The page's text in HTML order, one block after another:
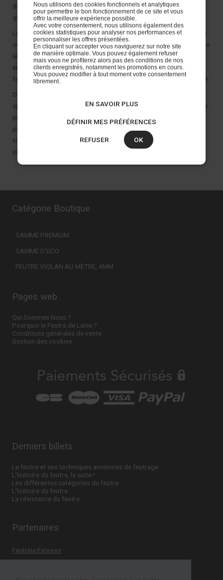
de décoration ou simplement personnaliser leurs objets de vie
quotidienne.
Le feutre est souvent utilisé dans les crèches, les écoles primaires
ou les centres pour enfants. Le feutre peut être manipulé dans tous
les sens sans avoir de problèmes d’effilochage. En effet, les
enfants peuvent tirer sur les bouts sans qu’ils ne se détachent. Le
feutre est très résistant sans pour autant perdre de sa malléabilité.
D’autre part, le feutre n’est pas conçu à partir de matériaux
synthétiques mais à partir d’éléments biologiques contrôlés qui ne
présentent aucun risque pour la santé. Ainsi, le feutre peut être
porté à la bouche par les enfants sans problème majeur ; il est
toutefois conseillé de toujours avoir la présence d’un adulte à
proximité.
Catégorie Boutique
GAMME PREMIUM
GAMME D'ECO
FEUTRE VIOLAN AU MÈTRE, 4MM
Pages web
Qui Sommes Nous ?
Pourquoi le Feutre de Laine ?
Conditions générales de vente
Gestion des cookies
Derniers billets
Le feutre et ses techniques anciennes de feutrage
L’histoire du feutre, la suite !
Les différentes catégories du feutre
L'histoire du feutre
La résistance du feutre
Partenaires
Feutrine Express
Fongistop
Nous utilisons des cookies fonctionnels et analytiques
pour permettre le bon fonctionnement de ce site et vous
offrir la meilleure expérience possible.
Avec votre consentement, nous utilisons également des
cookies statistiques pour analyser nos performances et
personnaliser les offres présentées.
En cliquant sur accepter vous naviguerez sur notre site
de manière optimale. Vous pouvez également refuser
mais vous ne profiterez alors pas des conditions de nos
clients enregistrés, notamment les promotions en cours.
Vous pouvez modifier à tout moment votre consentement
librement.
EN SAVOIR PLUS
DÉFINIR MES PRÉFÉRENCES
REFUSER OK